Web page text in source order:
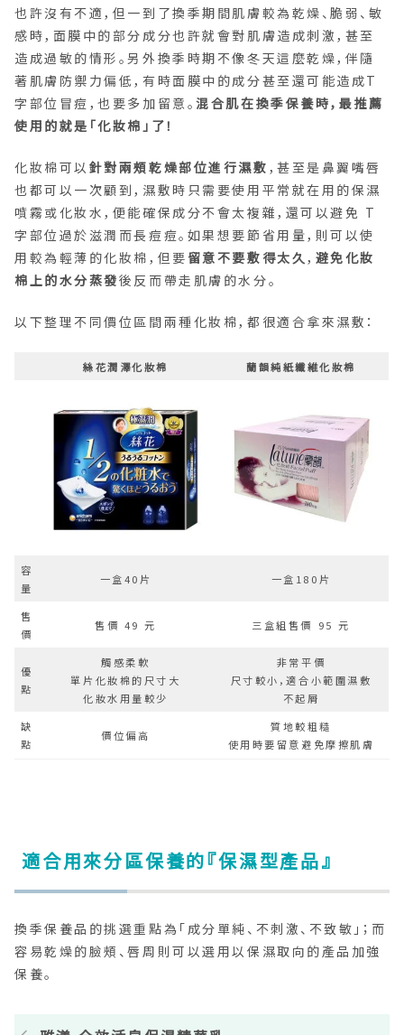
也許沒有不適，但一到了換季期間肌膚較為乾燥、脆弱、敏
感時，面膜中的部分成分也許就會對肌膚造成刺激，甚至
造成過敏的情形。另外換季時期不像冬天這麼乾燥，伴隨
著肌膚防禦力偏低，有時面膜中的成分甚至還可能造成T
字部位冒痘，也要多加留意。混合肌在換季保養時，最推薦
使用的就是「化妝棉」了！
化妝棉可以 針對兩頰乾燥部位進行濕敷 ，甚至是鼻翼嘴唇
也都可以一次顧到，濕敷時只需要使用平常就在用的保濕
噴霧或化妝水，便能確保成分不會太複雜，還可以避免 T
字部位過於滋潤而長痘痘。如果想要節省用量，則可以使
用較為輕薄的化妝棉，但要 留意不要敷得太久 ， 避免化妝
棉上的水分蒸發後反而帶走肌膚的水分。
以下整理不同價位區間兩種化妝棉，都很適合拿來濕敷：
絲花潤澤化妝棉 蘭韻純紙纖維化妝棉
容
量
一盒40片 一盒180片
售
價
售價 49 元 三盒組售價 95 元
優
點
觸感柔軟
單片化妝棉的尺寸大
化妝水用量較少
非常平價
尺寸較小，適合小範圍濕敷
不起屑
缺
點
價位偏高
質地較粗糙
使用時要留意避免摩擦肌膚
適合用來分區保養的『保濕型產品』
換季保養品的挑選重點為「成分單純、不刺激、不致敏」；而
容易乾燥的臉頰、唇周則可以選用以保濕取向的產品加強
保養。